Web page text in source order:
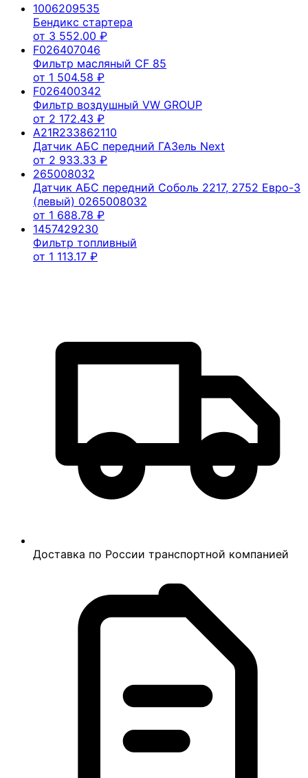
1006209535
Бендикс стартера
от 3 552.00 ₽
F026407046
Фильтр масляный CF 85
от 1 504.58 ₽
F026400342
Фильтр воздушный VW GROUP
от 2 172.43 ₽
A21R233862110
Датчик АБС передний ГАЗель Next
от 2 933.33 ₽
265008032
Датчик АБС передний Соболь 2217, 2752 Евро-3
(левый) 0265008032
от 1 688.78 ₽
1457429230
Фильтр топливный
от 1 113.17 ₽
Доставка по России транспортной компанией